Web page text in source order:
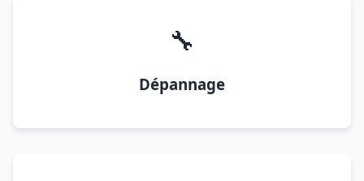
🔧
Dépannage